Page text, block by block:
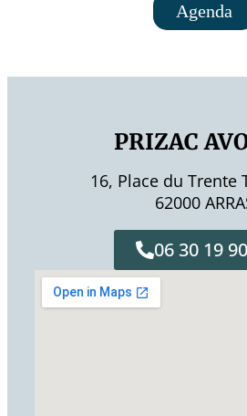
Agenda
PRIZAC
16, Place du Trente
62000
06 30 19